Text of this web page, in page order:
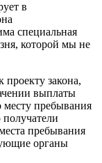
в
специальная
которой мы не
проекту закона,
выплаты
пребывания
пребывания
органы